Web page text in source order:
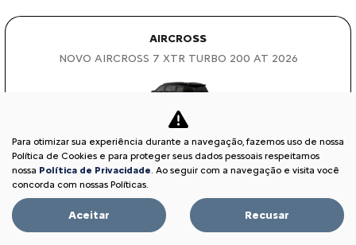
AIRCROSS
NOVO AIRCROSS 7 XTR TURBO 200 AT 2026
OPORTUNIDADE
VAREJO
Para otimizar sua experiência durante a navegação, fazemos uso de nossa
Política de Cookies e para proteger seus dados pessoais respeitamos
nossa Política de Privacidade. Ao seguir com a navegação e visita você
concorda com nossas Políticas.
Aceitar Recusar